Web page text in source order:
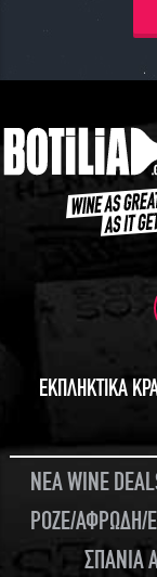
ΕΚΠΛΗΚΤΙΚΑ
ΝΕΑ WINE
ΡΟΖΕ/ΑΦΡΩΔΗ/
ΣΠΑΝΙΑ